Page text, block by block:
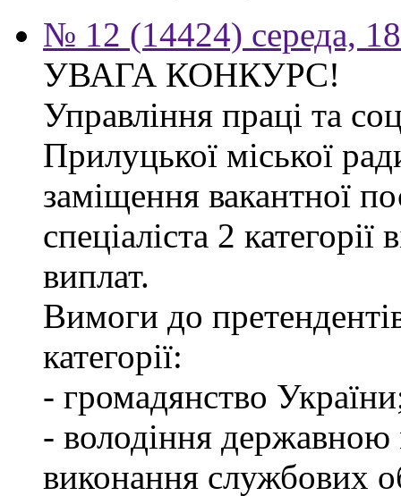
№ 12 (14424) середа,
УВАГА КОНКУРС!
Управління праці та
Прилуцької міської
заміщення вакантної
спеціаліста 2
виплат.
Вимоги до
категорії:
- громадянство
- володіння державною
виконання службових